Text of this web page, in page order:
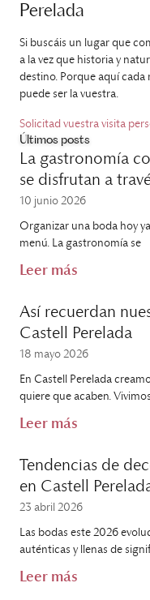
Perelada
Si buscáis un lugar que
a la vez que historia y
destino. Porque aquí
puede ser la vuestra.
Solicitad vuestra visita
Últimos posts
La gastronomía
se disfrutan a
10 junio 2026
Organizar una boda hoy
menú. La gastronomía se
Leer más
Así recuerdan
Castell Perelada
18 mayo 2026
En Castell Perelada
quiere que acaben.
Leer más
Tendencias de
en Castell
23 abril 2026
Las bodas este 2026
auténticas y llenas de
Leer más